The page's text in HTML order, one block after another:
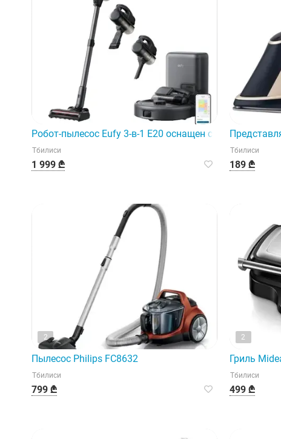
Робот-пылесос Eufy 3-в-1 E20 оснащен современными
Тбилиси
1 999 ₾
Тбилиси
189 ₾
2
Пылесос Philips FC8632
Тбилиси
799 ₾
2
Гриль
Тбилиси
499 ₾